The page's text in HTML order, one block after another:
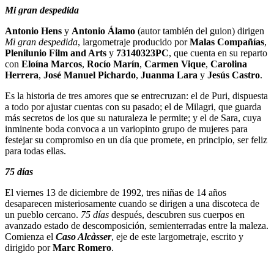
Mi gran despedida
Antonio Hens y Antonio Álamo (autor también del guion) dirigen
Mi gran despedida, largometraje producido porMalas Compañías,
Plenilunio Film and Arts y 73140323PC, que cuenta en su reparto
con Eloína Marcos, Rocío Marín, Carmen Vique, Carolina
Herrera, José Manuel Pichardo, Juanma Lara y Jesús Castro.
Es la historia de tres amores que se entrecruzan: el de Puri, dispuesta
a todo por ajustar cuentas con su pasado; el de Milagri, que guarda
más secretos de los que su naturaleza le permite; y el de Sara, cuya
inminente boda convoca a un variopinto grupo de mujeres para
festejar su compromiso en un día que promete, en principio, ser feliz
para todas ellas.
75 días
El viernes 13 de diciembre de 1992, tres niñas de 14 años
desaparecen misteriosamente cuando se dirigen a una discoteca de
un pueblo cercano. 75 días después, descubren sus cuerpos en
avanzado estado de descomposición, semienterradas entre la maleza.
Comienza el Caso Alcàsser, eje de este largometraje, escrito y
dirigido porMarc Romero.